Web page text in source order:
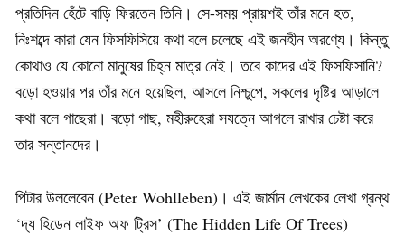
প্রতিদিন হেঁটে বাড়ি ফিরতেন তিনি। সে-সময় প্রায়শই তাঁর মনে হত,
নিঃশব্দে কারা যেন ফিসফিসিয়ে কথা বলে চলেছে এই জনহীন অরণ্যে। কিন্তু
কোথাও যে কোনো মানুষের চিহ্ন মাত্র নেই। তবে কাদের এই ফিসফিসানি?
বড়ো হওয়ার পর তাঁর মনে হয়েছিল, আসলে নিশ্চুপে, সকলের দৃষ্টির আড়ালে
কথা বলে গাছেরা। বড়ো গাছ, মহীরুহেরা সযত্নে আগলে রাখার চেষ্টা করে
তার সন্তানদের।
পিটার উললেবেন (Peter Wohlleben)। এই জার্মান লেখকের লেখা গ্রন্থ
‘দ্য হিডেন লাইফ অফ ট্রিস’ (The Hidden Life Of Trees)